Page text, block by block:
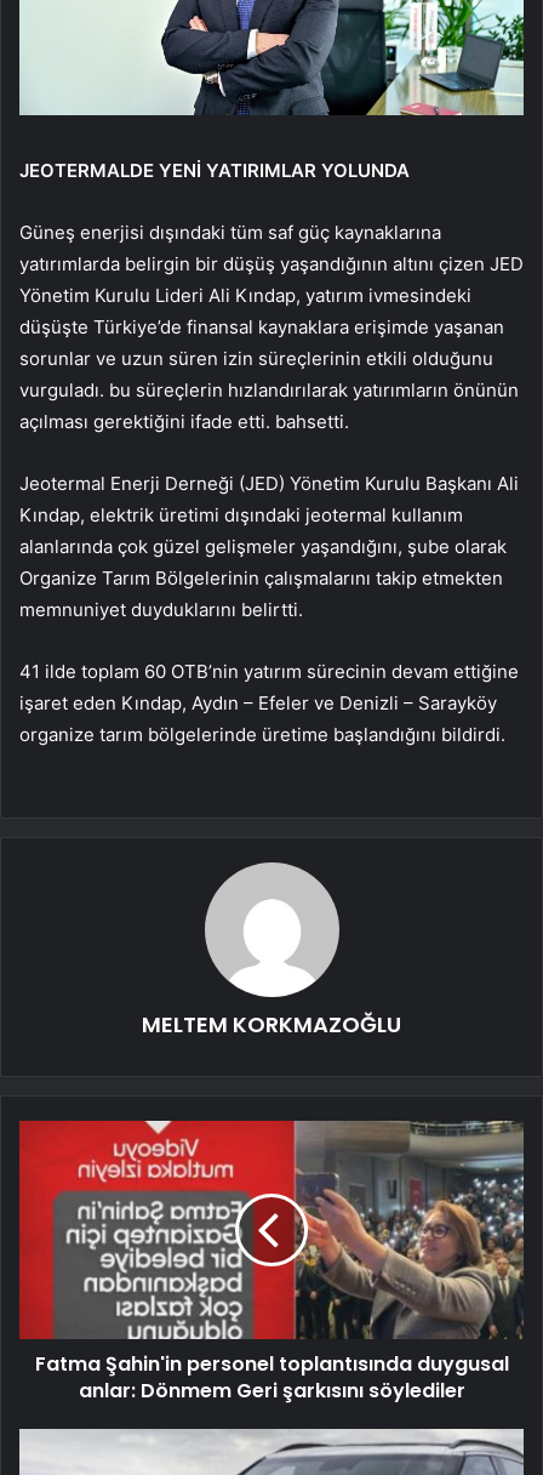
JEOTERMALDE YENİ YATIRIMLAR YOLUNDA
Güneş enerjisi dışındaki tüm saf güç kaynaklarına
yatırımlarda belirgin bir düşüş yaşandığının altını çizen JED
Yönetim Kurulu Lideri Ali Kındap, yatırım ivmesindeki
düşüşte Türkiye’de finansal kaynaklara erişimde yaşanan
sorunlar ve uzun süren izin süreçlerinin etkili olduğunu
vurguladı. bu süreçlerin hızlandırılarak yatırımların önünün
açılması gerektiğini ifade etti. bahsetti.
Jeotermal Enerji Derneği (JED) Yönetim Kurulu Başkanı Ali
Kındap, elektrik üretimi dışındaki jeotermal kullanım
alanlarında çok güzel gelişmeler yaşandığını, şube olarak
Organize Tarım Bölgelerinin çalışmalarını takip etmekten
memnuniyet duyduklarını belirtti.
41 ilde toplam 60 OTB’nin yatırım sürecinin devam ettiğine
işaret eden Kındap, Aydın – Efeler ve Denizli – Sarayköy
organize tarım bölgelerinde üretime başlandığını bildirdi.
MELTEM KORKMAZOĞLU
Fatma Şahin'in personel toplantısında duygusal
anlar: Dönmem Geri şarkısını söylediler